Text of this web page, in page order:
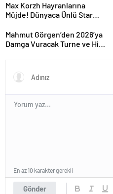
Max Korzh Hayranlarına
Müjde! Dünyaca Ünlü Star
Performansla Hayranlarıyla
Buluşuyor
Mahmut Görgen’den 2026’ya
Damga Vuracak Turne ve Hit
Gönder
En az 10 karakter gerekli